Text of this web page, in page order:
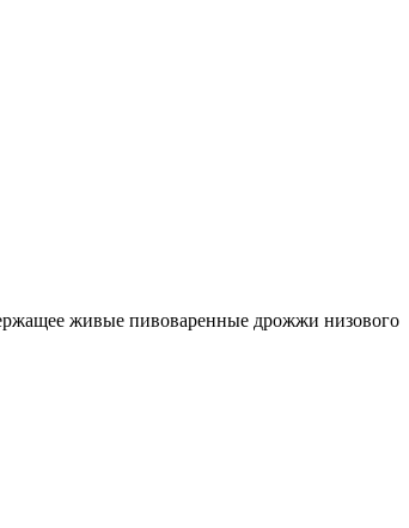
живые пивоваренные дрожжи низового